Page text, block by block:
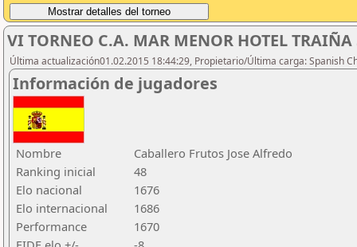
VI TORNEO C.A. MAR MENOR HOTEL
Última actualización01.02.2015 18:44:29, Propietario/Última carga: Spanish
Información de jugadores
Nombre
Caballero Frutos Jose Alfredo
Ranking inicial
48
Elo nacional
1676
Elo internacional
1686
Performance
1670